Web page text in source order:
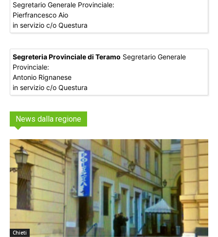
Segretario Generale Provinciale:
Pierfrancesco Aio
in servizio c/o Questura
Segreteria Provinciale di Teramo Segretario Generale
Provinciale:
Antonio Rignanese
in servizio c/o Questura
News dalla regione
Chieti